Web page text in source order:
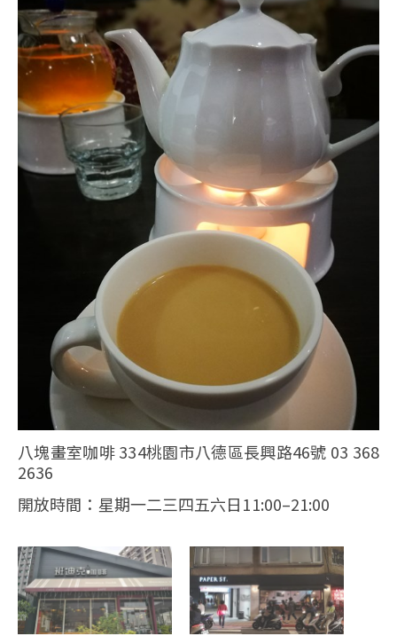
八塊畫室咖啡 334桃園市八德區長興路46號 03 368
2636
開放時間：星期一二三四五六日11:00–21:00